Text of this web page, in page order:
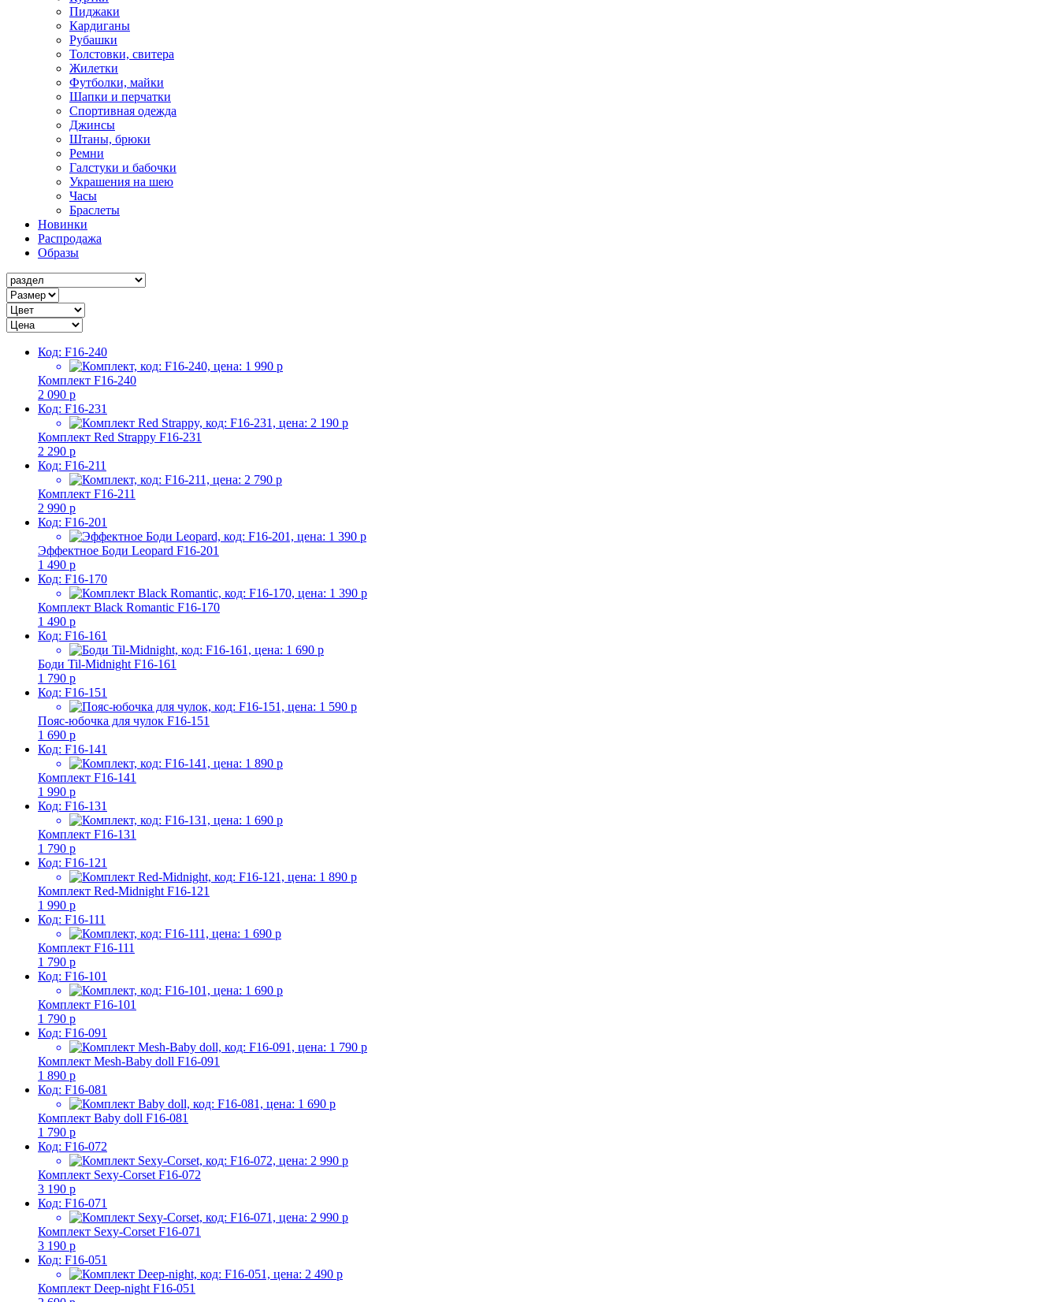
Пиджаки
Кардиганы
Рубашки
Толстовки, свитера
Жилетки
Футболки, майки
Шапки и перчатки
Спортивная одежда
Джинсы
Штаны, брюки
Ремни
Галстуки и бабочки
Украшения на шею
Часы
Браслеты
Новинки
Распродажа
Образы
Код: F16-240
Комплект F16-240
2 090 р
Код: F16-231
Комплект Red Strappy F16-231
2 290 р
Код: F16-211
Комплект F16-211
2 990 р
Код: F16-201
Эффектное Боди Leopard F16-201
1 490 р
Код: F16-170
Комплект Black Romantic F16-170
1 490 р
Код: F16-161
Боди Til-Midnight F16-161
1 790 р
Код: F16-151
Пояс-юбочка для чулок F16-151
1 690 р
Код: F16-141
Комплект F16-141
1 990 р
Код: F16-131
Комплект F16-131
1 790 р
Код: F16-121
Комплект Red-Midnight F16-121
1 990 р
Код: F16-111
Комплект F16-111
1 790 р
Код: F16-101
Комплект F16-101
1 790 р
Код: F16-091
Комплект Mesh-Baby doll F16-091
1 890 р
Код: F16-081
Комплект Baby doll F16-081
1 790 р
Код: F16-072
Комплект Sexy-Corset F16-072
3 190 р
Код: F16-071
Комплект Sexy-Corset F16-071
3 190 р
Код: F16-051
Комплект Deep-night F16-051